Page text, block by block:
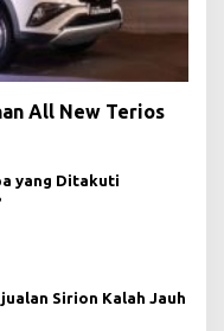
All New Terios
yang Ditakuti
Sirion Kalah Jauh